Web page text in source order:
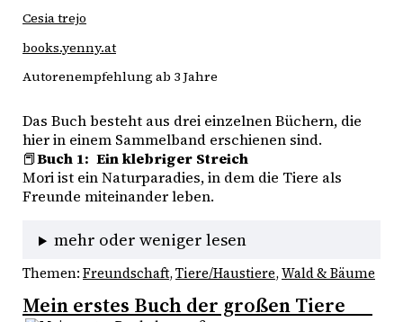
Cesia trejo
books.yenny.at
Autorenempfehlung ab 3 Jahre
Das Buch besteht aus drei einzelnen Büchern, die
hier in einem Sammelband erschienen sind.
📕Buch 1:  Ein klebriger Streich
Mori ist ein Naturparadies, in dem die Tiere als
Freunde miteinander leben.
mehr oder weniger lesen
Themen: Freundschaft, Tiere/Haustiere, Wald & Bäume
Mein erstes Buch der großen Tiere